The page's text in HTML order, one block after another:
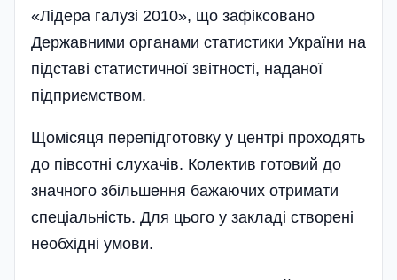
«Лідера галузі 2010», що зафіксовано
Державними органами статистики України на
підставі статистичної звітності, наданої
підприємством.
Щомісяця перепідготовку у центрі проходять
до півсотні слухачів. Колектив готовий до
значного збільшення бажаючих отримати
спеціальність. Для цього у закладі створені
необхідні умови.